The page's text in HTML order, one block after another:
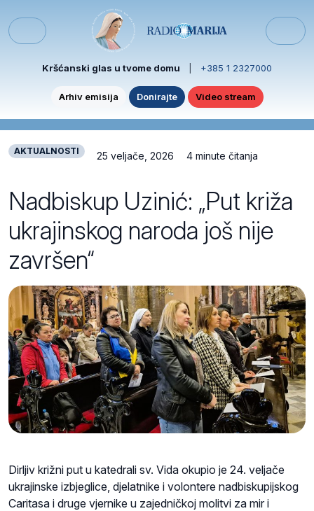
Menu
Kršćanski glas u tvome domu +385 1 2327000
Arhiv emisija Donirajte Video stream
AKTUALNOSTI 25 veljače, 2026 4 minute čitanja
Nadbiskup Uzinić: „Put križa
ukrajinskog naroda još nije
završen“
Dirljiv križni put u katedrali sv. Vida okupio je 24. veljače
ukrajinske izbjeglice, djelatnike i volontere nadbiskupijskog
Caritasa i druge vjernike u zajedničkoj molitvi za mir i